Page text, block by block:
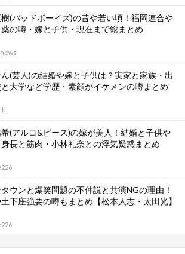
(バッドボーイズ)の昔や若い頃！福岡連合や
の噂・嫁と子供・現在まで総まとめ
(芸人)の結婚や嫁と子供は？実家と家族・出
大学など学歴・素顔がイケメンの噂まとめ
(アルコ&ピース)の嫁が美人！結婚と子供や
身長と筋肉・小林礼奈との浮気疑惑まとめ
ウンと爆笑問題の不仲説と共演NGの理由！
下座強要の噂もまとめ【松本人志・太田光】